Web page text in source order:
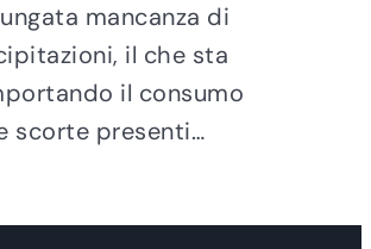
mancanza di
il che sta
il consumo
scorte presenti…